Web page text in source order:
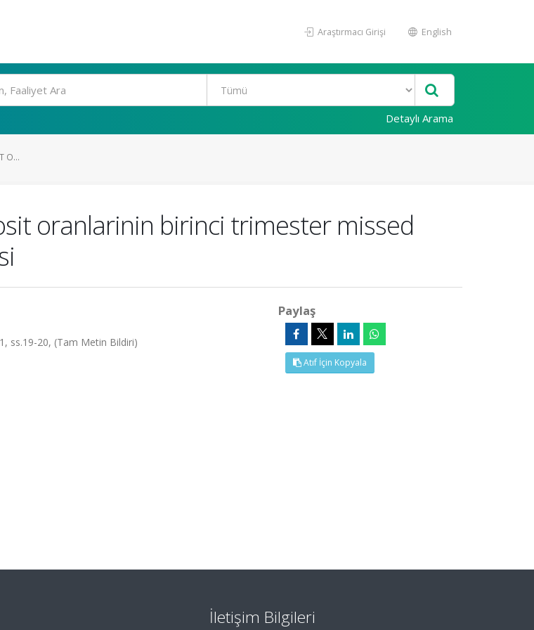
Araştırmacı Girişi English
Detaylı Arama
O...
oranlarinin birinci trimester missed
ss.19-20, (Tam Metin Bildiri)
Paylaş
Atıf İçin Kopyala
İletişim Bilgileri